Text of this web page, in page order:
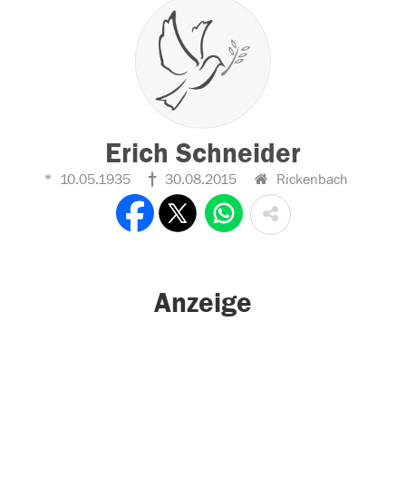
Erich Schneider
10.05.1935 30.08.2015 Rickenbach
Anzeige